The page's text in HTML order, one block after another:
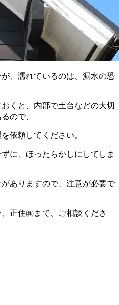
、濡れているのは、漏水の恐
くと、内部で土台などの大切
ので、
依頼してください。
に、ほったらかしにしてしま
ありますので、注意が必要で
正住㈱まで、ご相談くださ